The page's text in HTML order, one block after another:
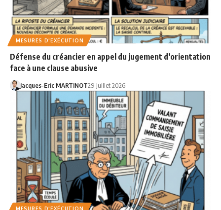
MESURES D'EXÉCUTION
Défense du créancier en appel du jugement d’orientation
face à une clause abusive
Jacques-Eric MARTINOT29 juillet 2026
MESURES D'EXÉCUTION